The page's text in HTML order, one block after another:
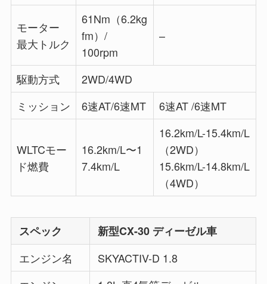
モーター
最大トルク
61Nm（6.2kg
fm）/
100rpm
–
駆動方式
2WD/4WD
ミッション
6速AT/6速MT 6速AT /6速MT
WLTCモー
ド燃費
16.2km/L〜1
7.4km/L
16.2km/L-15.4km/L
（2WD）
15.6km/L-14.8km/L
（4WD）
スペック
新型CX-30 ディーゼル車
エンジン名
SKYACTIV-D 1.8